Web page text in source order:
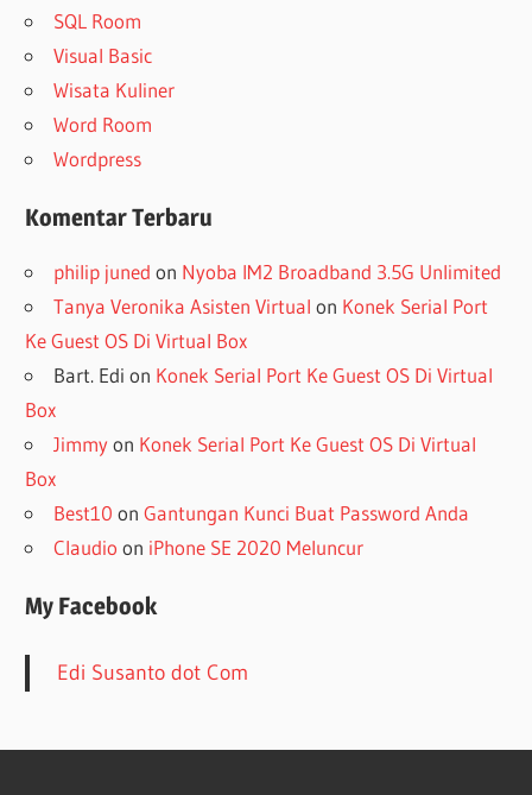
SQL Room
Visual Basic
Wisata Kuliner
Word Room
Wordpress
Komentar Terbaru
philip juned on Nyoba IM2 Broadband 3.5G Unlimited
Tanya Veronika Asisten Virtual on Konek Serial Port
Ke Guest OS Di Virtual Box
Bart. Edi on Konek Serial Port Ke Guest OS Di Virtual
Box
Jimmyon Konek Serial Port Ke Guest OS Di Virtual
Box
Best10 onGantungan Kunci Buat Password Anda
Claudio on iPhone SE 2020 Meluncur
My Facebook
Edi Susanto dot Com